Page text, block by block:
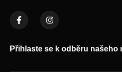
Přihlaste se k odběru našeho